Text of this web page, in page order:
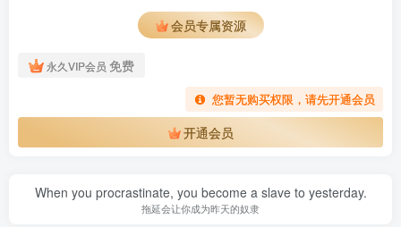
会员专属资源
永久VIP会员 免费
您暂无购买权限，请先开通会员
开通会员
When you procrastinate, you become a slave to yesterday.
拖延会让你成为昨天的奴隶